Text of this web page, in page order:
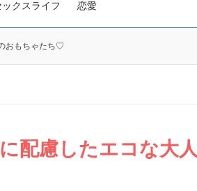
ックスライフ 恋愛
おもちゃたち♡
配慮したエコな大人